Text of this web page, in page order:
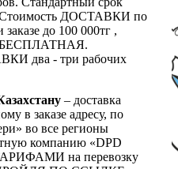
Стоимость ДОСТАВКИ по
до 100 000тг ,
БЕСПЛАТНАЯ.
два - три рабочих
– доставка
в заказе адресу, по
во все регионы
компанию «DPD
на перевозку